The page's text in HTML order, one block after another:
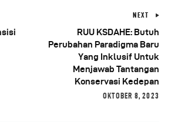
NEXT
RUU KSDAHE: Butuh
Perubahan Paradigma Baru
Yang Inklusif Untuk
Menjawab Tantangan
Konservasi Kedepan
OKTOBER 8, 2023